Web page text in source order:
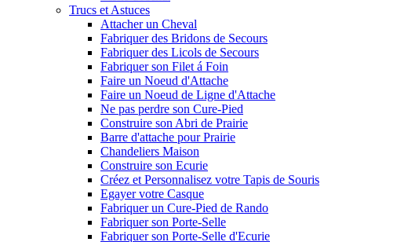
Trucs et Astuces
Attacher un Cheval
Fabriquer des Bridons de Secours
Fabriquer des Licols de Secours
Fabriquer son Filet á Foin
Faire un Noeud d'Attache
Faire un Noeud de Ligne d'Attache
Ne pas perdre son Cure-Pied
Construire son Abri de Prairie
Barre d'attache pour Prairie
Chandeliers Maison
Construire son Ecurie
Créez et Personnalisez votre Tapis de Souris
Egayer votre Casque
Fabriquer un Cure-Pied de Rando
Fabriquer son Porte-Selle
Fabriquer son Porte-Selle d'Ecurie